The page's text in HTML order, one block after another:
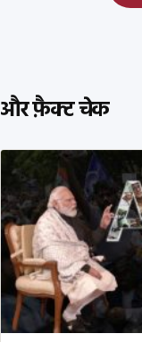
और फ़ैक्ट चेक